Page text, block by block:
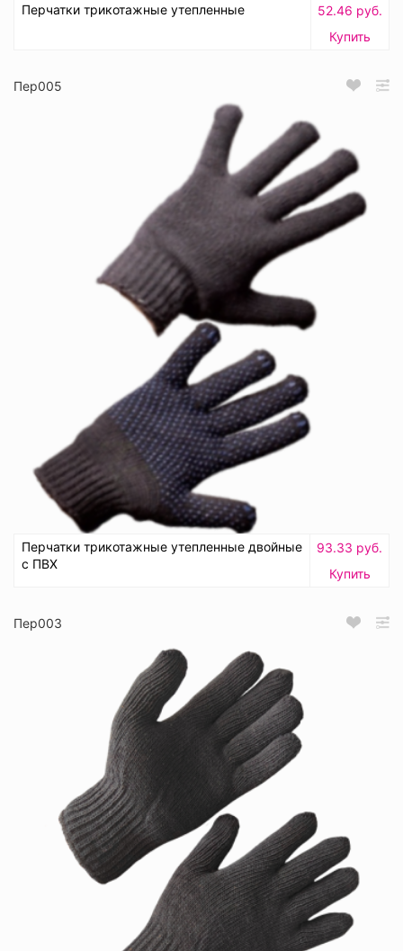
Перчатки трикотажные утепленные
52.46 руб.
Купить
Пер005
Перчатки трикотажные утепленные двойные
с ПВХ
93.33 руб.
Купить
Пер003